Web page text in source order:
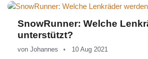
SnowRunner: Welche
unterstützt?
von Johannes 10 Aug 2021